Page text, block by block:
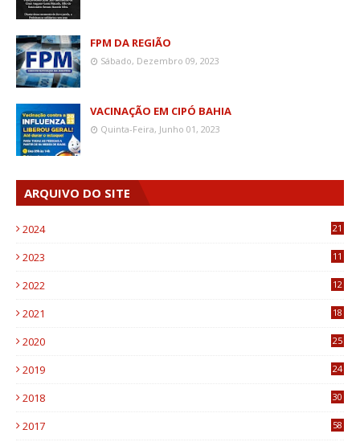
FPM DA REGIÃO
Sábado, Dezembro 09, 2023
VACINAÇÃO EM CIPÓ BAHIA
Quinta-Feira, Junho 01, 2023
ARQUIVO DO SITE
2024 21
2023
11
2022
12
2021
18
2020
25
2019
24
2018
30
2017
58